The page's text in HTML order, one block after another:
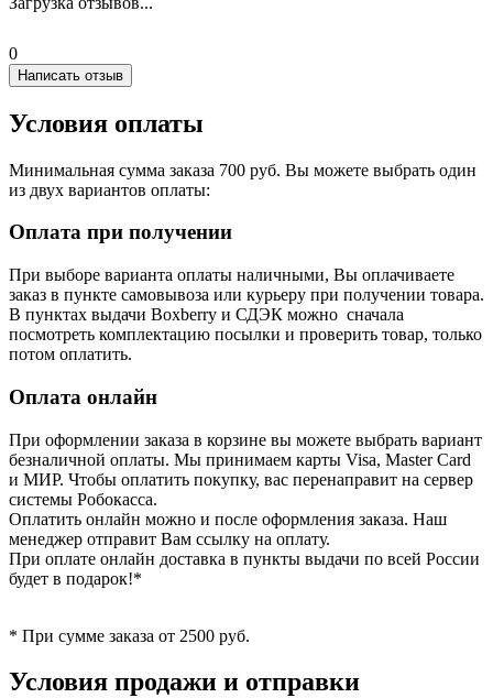
0
Написать отзыв
Условия оплаты
Минимальная сумма заказа 700 руб. Вы можете выбрать один
из двух вариантов оплаты:
Оплата при получении
При выборе варианта оплаты наличными, Вы оплачиваете
заказ в пункте самовывоза или курьеру при получении товара.
В пунктах выдачи Boxberry и СДЭК можно сначала
посмотреть комплектацию посылки и проверить товар, только
потом оплатить.
Оплата онлайн
При оформлении заказа в корзине вы можете выбрать вариант
безналичной оплаты. Мы принимаем карты Visa, Master Card
и МИР. Чтобы оплатить покупку, вас перенаправит на сервер
системы Робокасса.
Оплатить онлайн можно и после оформления заказа. Наш
менеджер отправит Вам ссылку на оплату.
При оплате онлайн доставка в пункты выдачи по всей России
будет в подарок!*
* При сумме заказа от 2500 руб.
Условия продажи и отправки